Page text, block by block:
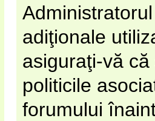
adiţionale
asiguraţi-vă
politicile
forumului